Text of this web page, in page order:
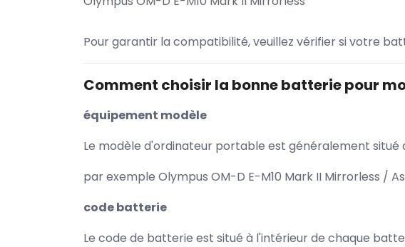
Pour garantir la compatibilité, veuillez vérifier si votre
Comment choisir la bonne batterie pour
équipement modèle
Le modèle d'ordinateur portable est généralement situé
par exemple Olympus OM-D E-M10 Mark II Mirrorless /
code batterie
Le code de batterie est situé à l'intérieur de chaque